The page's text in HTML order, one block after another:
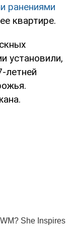
ранениями
квартире.
установили,
летней